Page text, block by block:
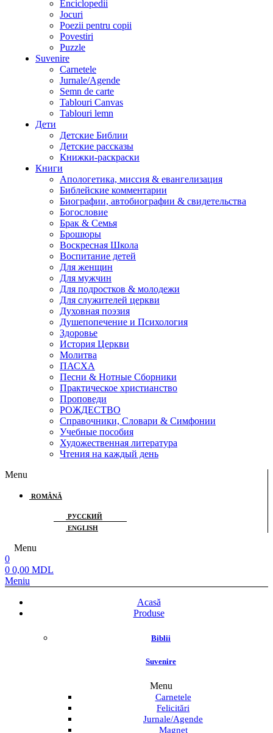
Enciclopedii
Jocuri
Poezii pentru copii
Povestiri
Puzzle
Suvenire
Carnetele
Jurnale/Agende
Semn de carte
Tablouri Canvas
Tablouri lemn
Дети
Детские Библии
Детские рассказы
Книжки-раскраски
Книги
Апологетика, миссия & евангелизация
Библейские комментарии
Биографии, автобиографии & свидетельства
Богословие
Брак & Семья
Брошюры
Воскресная Школа
Воспитание детей
Для женщин
Для мужчин
Для подростков & молодежи
Для служителей церкви
Духовная поэзия
Душепопечение и Психология
Здоровье
История Церкви
Молитва
ПАСХА
Песни & Нотные Сборники
Практическое христианство
Проповеди
РОЖДЕСТВО
Справочники, Словари & Симфонии
Учебные пособия
Художественная литература
Чтения на каждый день
Menu
ROMÂNĂ
РУССКИЙ
ENGLISH
Menu
0
0 0,00 MDL
Meniu
Acasă
Produse
Biblii
Suvenire
Menu
Carnetele
Felicitări
Jurnale/Agende
Magnet